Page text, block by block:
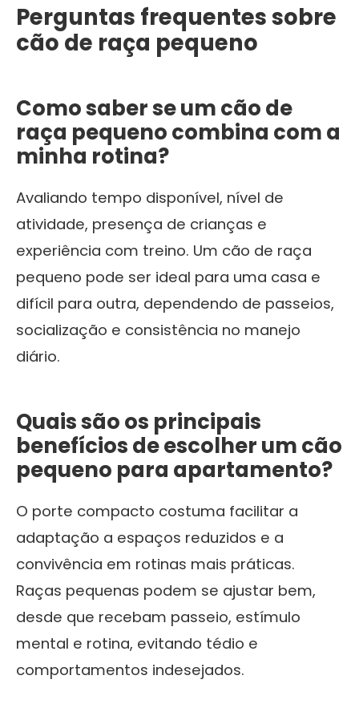
Perguntas frequentes sobre
cão de raça pequeno
Como saber se um cão de
raça pequeno combina com a
minha rotina?
Avaliando tempo disponível, nível de
atividade, presença de crianças e
experiência com treino. Um cão de raça
pequeno pode ser ideal para uma casa e
difícil para outra, dependendo de passeios,
socialização e consistência no manejo
diário.
Quais são os principais
benefícios de escolher um cão
pequeno para apartamento?
O porte compacto costuma facilitar a
adaptação a espaços reduzidos e a
convivência em rotinas mais práticas.
Raças pequenas podem se ajustar bem,
desde que recebam passeio, estímulo
mental e rotina, evitando tédio e
comportamentos indesejados.